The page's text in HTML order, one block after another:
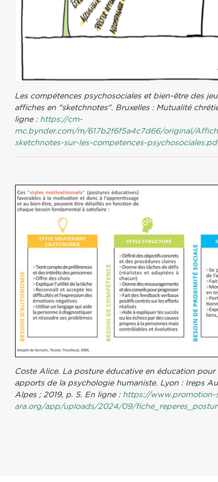
Les compétences psychosociales et bien-être des
affiches en "sketchnotes". Bruxelles : Mutualité
ligne : https://cm-
mc.bynder.com/m/617b2f6f5a4c7d66/original/
sketchnotes-sur-les-competences-
Coste Alice. La posture éducative en éducation pour
apports de la psychologie humaniste. Lyon : Ireps
Alpes ; 2019, p. 5. En ligne : https://www.promotion-
ara.org/app/uploads/2024/09/